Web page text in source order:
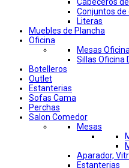
Cabeceros
Conjuntos
Literas
Muebles de Plancha
Oficina
Mesas
Sillas Oficina
Botelleros
Outlet
Estanterias
Sofas Cama
Perchas
Salon Comedor
Mesas
Aparador,
Estanterias